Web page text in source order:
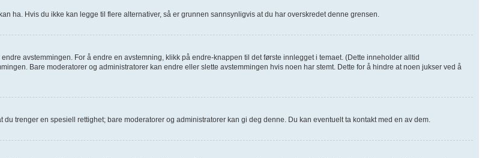
ha. Hvis du ikke kan legge til flere alternativer, så er grunnen sannsynligvis at du har overskredet denne grensen.
avstemmingen. For å endre en avstemning, klikk på endre-knappen til det første innlegget i temaet. (Dette inneholder alltid
Bare moderatorer og administratorer kan endre eller slette avstemmingen hvis noen har stemt. Dette for å hindre at noen jukser ved å
trenger en spesiell rettighet; bare moderatorer og administratorer kan gi deg denne. Du kan eventuelt ta kontakt med en av dem.